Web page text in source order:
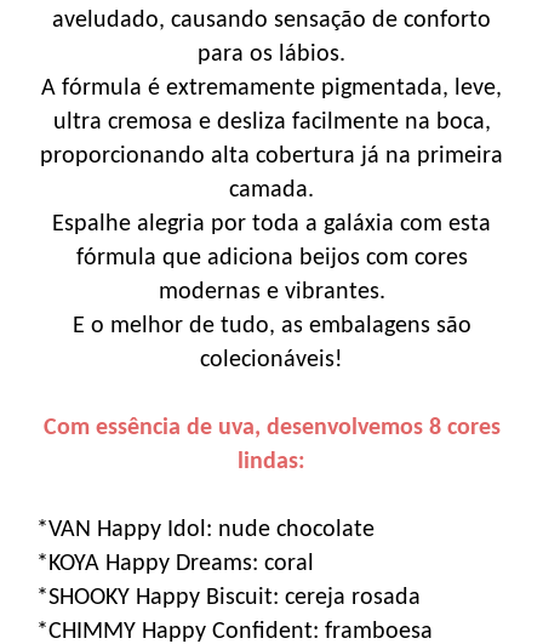
aveludado, causando sensação de conforto
para os lábios.
A fórmula é extremamente pigmentada, leve,
ultra cremosa e desliza facilmente na boca,
proporcionando alta cobertura já na primeira
camada.
Espalhe alegria por toda a galáxia com esta
fórmula que adiciona beijos com cores
modernas e vibrantes.
E o melhor de tudo, as embalagens são
colecionáveis!
Com essência de uva, desenvolvemos 8 cores
lindas:
*VAN Happy Idol: nude chocolate
*KOYA Happy Dreams: coral
*SHOOKY Happy Biscuit: cereja rosada
*CHIMMY Happy Confident: framboesa